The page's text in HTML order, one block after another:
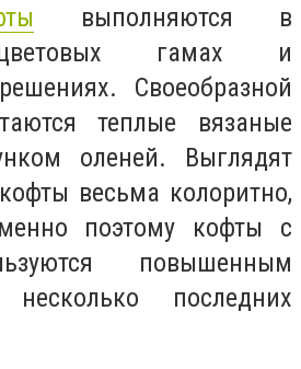
выполняются в
гамах и
Своеобразной
теплые вязаные
оленей. Выглядят
весьма колоритно,
поэтому кофты с
повышенным
последних